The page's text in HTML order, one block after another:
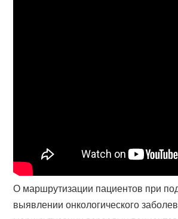
О маршрутизации пациентов при
выявлении онкологического